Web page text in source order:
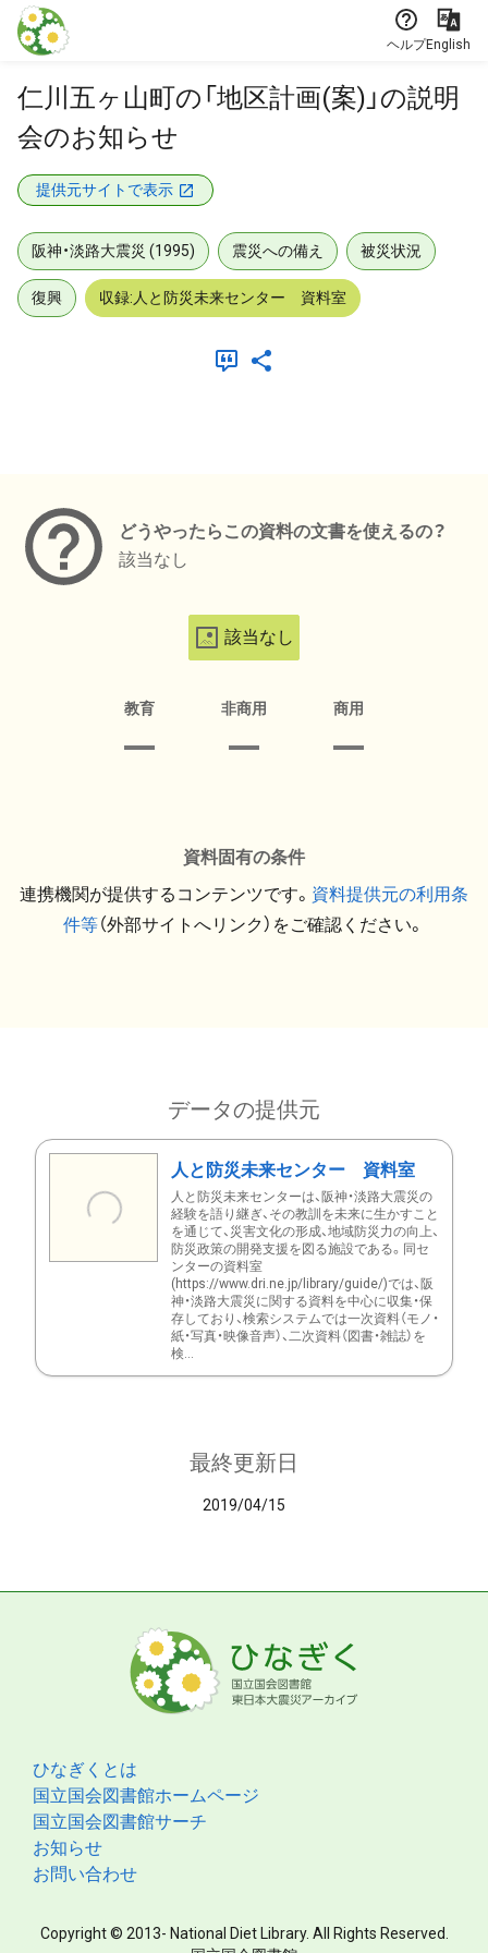
本文に飛ぶ
ヘルプEnglish
仁川五ヶ山町の「地区計画(案)」の説明
会のお知らせ
提供元サイトで表示
阪神・淡路大震災 (1995) 震災への備え 被災状況
復興 収録:人と防災未来センター 資料室
どうやったらこの資料の文書を使えるの？
該当なし
該当なし
教育 非商用 商用
資料固有の条件
連携機関が提供するコンテンツです。 資料提供元の利用条
件等（外部サイトへリンク）をご確認ください。
データの提供元
人と防災未来センター 資料室
人と防災未来センターは、阪神・淡路大震災の
経験を語り継ぎ、その教訓を未来に生かすこと
を通じて、災害文化の形成、地域防災力の向上、
防災政策の開発支援を図る施設である。同セ
ンターの資料室
(https://www.dri.ne.jp/library/guide/)では、阪
神・淡路大震災に関する資料を中心に収集・保
存しており、検索システムでは一次資料（モノ・
紙・写真・映像音声）、二次資料（図書・雑誌）を
検...
最終更新日
2019/04/15
ひなぎくとは
国立国会図書館ホームページ
国立国会図書館サーチ
お知らせ
お問い合わせ
Copyright © 2013- National Diet Library. All Rights Reserved.